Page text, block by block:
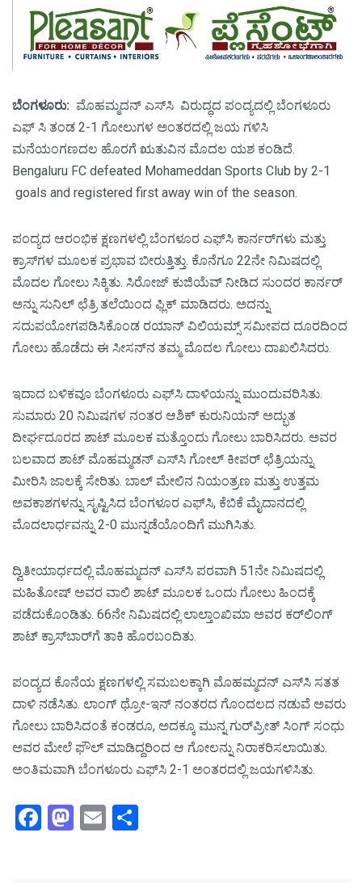
ಬೆಂಗಳೂರು: ಮೊಹಮ್ಮದನ್ ಎಸ್‌ಸಿ ವಿರುದ್ಧದ ಪಂದ್ಯದಲ್ಲಿ ಬೆಂಗಳೂರು
ಎಫ್‌ ಸಿ ತಂಡ 2-1 ಗೋಲುಗಳ ಅಂತರದಲ್ಲಿ ಜಯ ಗಳಿಸಿ
ಮನೆಯಂಗಣದಲ ಹೊರಗೆ ಋತುವಿನ ಮೊದಲ ಯಶ ಕಂಡಿದೆ.
Bengaluru FC defeated Mohameddan Sports Club by 2-1
goals and registered first away win of the season.
ಪಂದ್ಯದ ಆರಂಭಿಕ ಕ್ಷಣಗಳಲ್ಲಿ ಬೆಂಗಳೂರ ಎಫ್‌ಸಿ ಕಾರ್ನರ್‌ಗಳು ಮತ್ತು
ಕ್ರಾಸ್‌ಗಳ ಮೂಲಕ ಪ್ರಭಾವ ಬೀರುತ್ತಿತ್ತು. ಕೊನೆಗೂ 22ನೇ ನಿಮಿಷದಲ್ಲಿ
ಮೊದಲ ಗೋಲು ಸಿಕ್ಕಿತು. ಸಿರೋಜ್ ಕುಜಿಯೆವ್ ನೀಡಿದ ಸುಂದರ ಕಾರ್ನರ್
ಅನ್ನು ಸುನಿಲ್ ಛೆತ್ರಿ ತಲೆಯಿಂದ ಫ್ಲಿಕ್ ಮಾಡಿದರು. ಅದನ್ನು
ಸದುಪಯೋಗಪಡಿಸಿಕೊಂಡ ರಯಾನ್ ವಿಲಿಯಮ್ಸ್ ಸಮೀಪದ ದೂರದಿಂದ
ಗೋಲು ಹೊಡೆದು ಈ ಸೀಸನ್‌ನ ತಮ್ಮ ಮೊದಲ ಗೋಲು ದಾಖಲಿಸಿದರು.
ಇದಾದ ಬಳಿಕವೂ ಬೆಂಗಳೂರು ಎಫ್‌ಸಿ ದಾಳಿಯನ್ನು ಮುಂದುವರಿಸಿತು.
ಸುಮಾರು 20 ನಿಮಿಷಗಳ ನಂತರ ಆಶಿಕ್ ಕುರುನಿಯನ್ ಅದ್ಭುತ
ದೀರ್ಘದೂರದ ಶಾಟ್ ಮೂಲಕ ಮತ್ತೊಂದು ಗೋಲು ಬಾರಿಸಿದರು. ಅವರ
ಬಲವಾದ ಶಾಟ್ ಮೊಹಮ್ಮಡನ್ ಎಸ್‌ಸಿ ಗೋಲ್ ಕೀಪರ್ ಛೆತ್ರಿಯನ್ನು
ಮೀರಿಸಿ ಜಾಲಕ್ಕೆ ಸೇರಿತು. ಬಾಲ್ ಮೇಲಿನ ನಿಯಂತ್ರಣ ಮತ್ತು ಉತ್ತಮ
ಅವಕಾಶಗಳನ್ನು ಸೃಷ್ಟಿಸಿದ ಬೆಂಗಳೂರ ಎಫ್‌ಸಿ, ಕೆಬಿಕೆ ಮೈದಾನದಲ್ಲಿ
ಮೊದಲಾರ್ಧವನ್ನು 2-0 ಮುನ್ನಡೆಯೊಂದಿಗೆ ಮುಗಿಸಿತು.
ದ್ವಿತೀಯಾರ್ಧದಲ್ಲಿ ಮೊಹಮ್ಮದನ್ ಎಸ್‌ಸಿ ಪರವಾಗಿ 51ನೇ ನಿಮಿಷದಲ್ಲಿ
ಮಹಿತೋಷ್ ಅವರ ವಾಲಿ ಶಾಟ್ ಮೂಲಕ ಒಂದು ಗೋಲು ಹಿಂದಕ್ಕೆ
ಪಡೆದುಕೊಂಡಿತು. 66ನೇ ನಿಮಿಷದಲ್ಲಿ ಲಾಲ್ತಾಂಖಿಮಾ ಅವರ ಕರ್‌ಲಿಂಗ್
ಶಾಟ್ ಕ್ರಾಸ್‌ಬಾರ್‌ಗೆ ತಾಕಿ ಹೊರಬಂದಿತು.
ಪಂದ್ಯದ ಕೊನೆಯ ಕ್ಷಣಗಳಲ್ಲಿ ಸಮಬಲಕ್ಕಾಗಿ ಮೊಹಮ್ಮದನ್ ಎಸ್‌ಸಿ ಸತತ
ದಾಳಿ ನಡೆಸಿತು. ಲಾಂಗ್ ಥ್ರೋ-ಇನ್ ನಂತರದ ಗೊಂದಲದ ನಡುವೆ ಅವರು
ಗೋಲು ಬಾರಿಸಿದಂತೆ ಕಂಡರೂ, ಅದಕ್ಕೂ ಮುನ್ನ ಗುರ್‌ಪ್ರೀತ್ ಸಿಂಗ್ ಸಂಧು
ಅವರ ಮೇಲೆ ಫೌಲ್ ಮಾಡಿದ್ದರಿಂದ ಆ ಗೋಲನ್ನು ನಿರಾಕರಿಸಲಾಯಿತು.
ಅಂತಿಮವಾಗಿ ಬೆಂಗಳೂರು ಎಫ್‌ಸಿ 2-1 ಅಂತರದಲ್ಲಿ ಜಯಗಳಿಸಿತು.
Facebook
Mastodon
Email